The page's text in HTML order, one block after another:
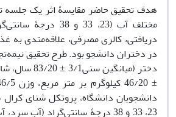
هدف تحقیق حاضر مقایسۀ اثر یک جلسه
مختلف آب (23، 33 و
دریافتی، کالری مصرفی، علاقه‌مندی به
دانشجویان دانشگاه، پروتکل شنای
23، 33 و 38 درجۀ سانتی‌گراد (آب